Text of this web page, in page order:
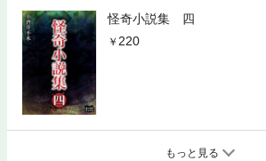
怪奇小説集 四
220
もっと見る